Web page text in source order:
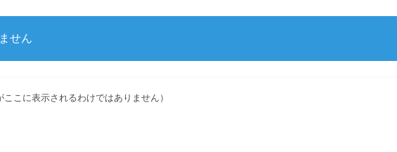
せん
ここに表示されるわけではありません）